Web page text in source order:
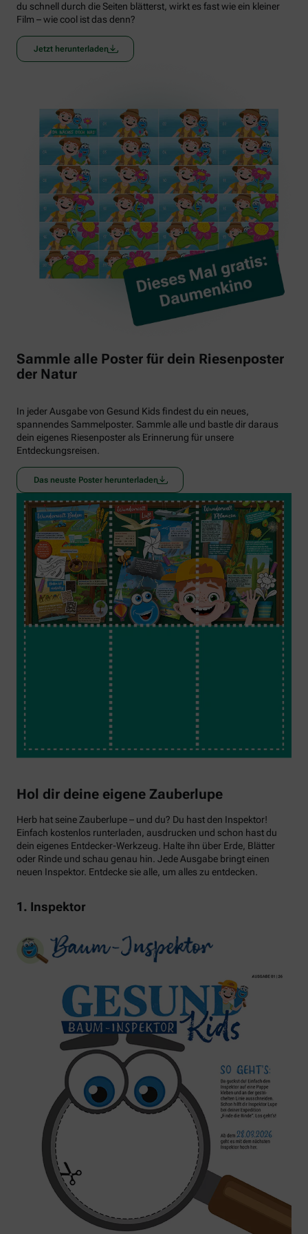
du schnell durch die Seiten blätterst, wirkt es fast wie ein kleiner
Film – wie cool ist das denn?
Jetzt herunterladen
Sammle alle Poster für dein Riesenposter
der Natur
In jeder Ausgabe von Gesund Kids findest du ein neues,
spannendes Sammelposter. Sammle alle und bastle dir daraus
dein eigenes Riesenposter als Erinnerung für unsere
Entdeckungsreisen.
Das neuste Poster herunterladen
Hol dir deine eigene Zauberlupe
Herb hat seine Zauberlupe – und du? Du hast den Inspektor!
Einfach kostenlos runterladen, ausdrucken und schon hast du
dein eigenes Entdecker-Werkzeug. Halte ihn über Erde, Blätter
oder Rinde und schau genau hin. Jede Ausgabe bringt einen
neuen Inspektor. Entdecke sie alle, um alles zu entdecken.
1. Inspektor